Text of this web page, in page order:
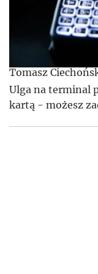
Tomasz
Ulga na terminal
kartą - możesz